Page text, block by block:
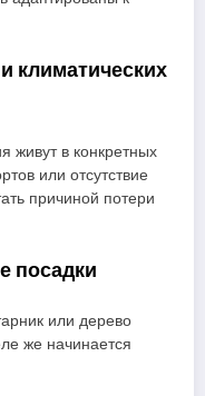
климатических
живут в конкретных
или отсутствие
причиной потери
посадки
или дерево
же начинается